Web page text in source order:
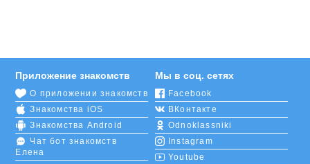
Приложение знакомств
О приложении знакомств
Знакомства iOS
Знакомства Android
Чат бот знакомств
Елена
Мы в соц. сетях
Facebook
ВКонтакте
Odnoklassniki
Instagram
Youtube